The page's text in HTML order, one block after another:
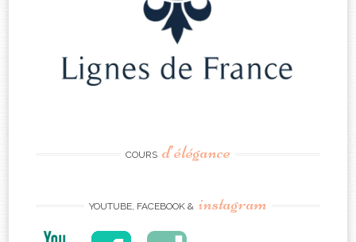
COURS d’élégance
YOUTUBE, FACEBOOK & instagram